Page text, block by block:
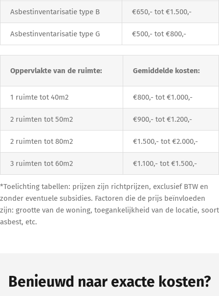
Asbestinventarisatie type B €650,- tot €1.500,-
Asbestinventarisatie type G €500,- tot €800,-
Oppervlakte van de ruimte: Gemiddelde kosten:
1 ruimte tot 40m2 €800,- tot €1.000,-
2 ruimten tot 50m2 €900,- tot €1.200,-
2 ruimten tot 80m2 €1.500,- tot €2.000,-
3 ruimten tot 60m2 €1.100,- tot €1.500,-
*Toelichting tabellen: prijzen zijn richtprijzen, exclusief BTW en
zonder eventuele subsidies. Factoren die de prijs beïnvloeden
zijn: grootte van de woning, toegankelijkheid van de locatie, soort
asbest, etc.
Benieuwd naar exacte kosten?